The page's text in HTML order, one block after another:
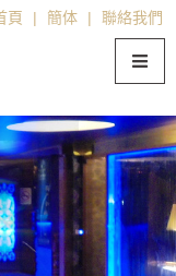
頁 | 簡体 | 聯絡我們